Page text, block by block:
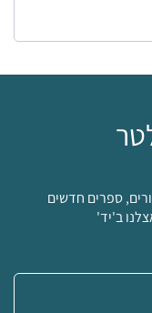
ספרים חדשים
ב'יד'